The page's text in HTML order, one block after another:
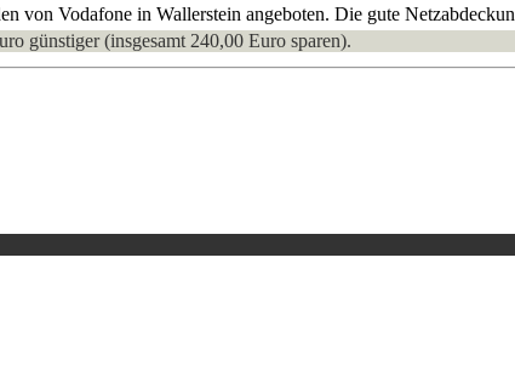
Vodafone in Wallerstein angeboten. Die gute
günstiger (insgesamt 240,00 Euro sparen).